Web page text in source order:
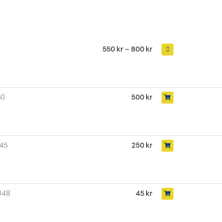
550 kr – 800 kr
500 kr
250 kr
45 kr